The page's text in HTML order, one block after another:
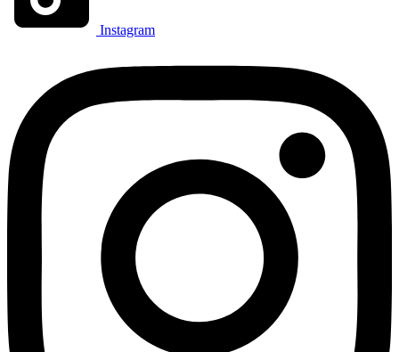
Instagram